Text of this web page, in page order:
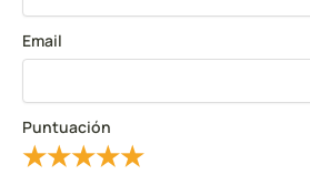
Email
Puntuación
★
★
★
★
★